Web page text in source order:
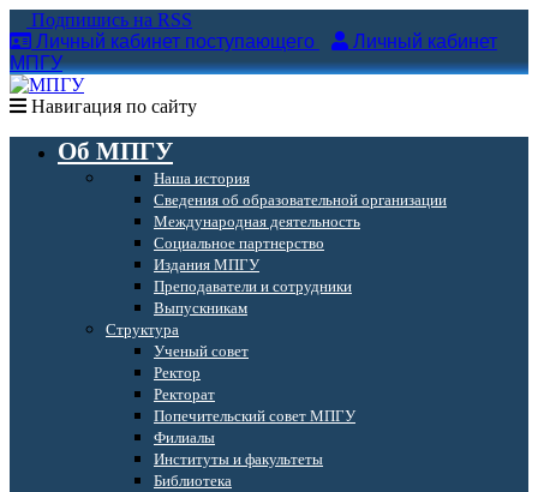
Подпишись на RSS
Личный кабинет поступающего
Личный кабинет
МПГУ
Навигация по сайту
Об МПГУ
Наша история
Сведения об образовательной организации
Международная деятельность
Социальное партнерство
Издания МПГУ
Преподаватели и сотрудники
Выпускникам
Структура
Ученый совет
Ректор
Ректорат
Попечительский совет МПГУ
Филиалы
Институты и факультеты
Библиотека